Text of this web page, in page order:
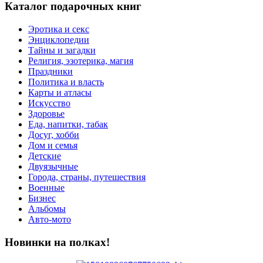
Каталог подарочных книг
Эротика и секс
Энциклопедии
Тайны и загадки
Религия, эзотерика, магия
Праздники
Политика и власть
Карты и атласы
Искусство
Здоровье
Еда, напитки, табак
Досуг, хобби
Дом и семья
Детские
Двуязычные
Города, страны, путешествия
Военные
Бизнес
Альбомы
Авто-мото
Новинки на полках!